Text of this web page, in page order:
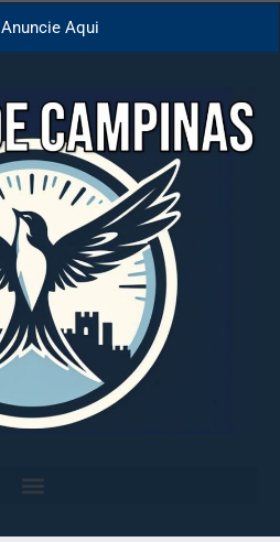
Anuncie Aqui